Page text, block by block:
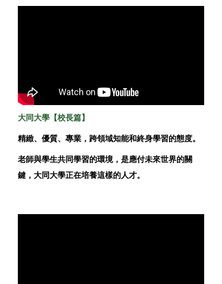
大同大學【校長篇】
精緻、優質、專業，跨領域知能和終身學習的態度。
老師與學生共同學習的環境，是應付未來世界的關
鍵，大同大學正在培養這樣的人才。